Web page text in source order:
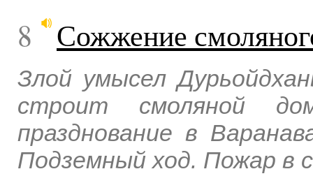
8 Сожжение
Злой умысел
строит смоляной
празднование в
Подземный ход. Пожар в